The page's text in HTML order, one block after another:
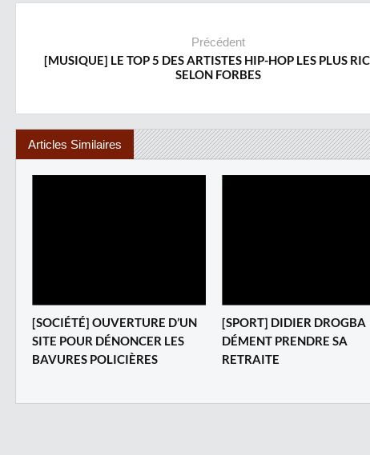
Précédent
[MUSIQUE] LE TOP 5 DES ARTISTES HIP-HOP LES PLUS
SELON FORBES
Articles Similaires
[SOCIÉTÉ] OUVERTURE D’UN
SITE POUR DÉNONCER LES
BAVURES POLICIÈRES
[SPORT] DIDIER DROGBA
DÉMENT PRENDRE SA
RETRAITE